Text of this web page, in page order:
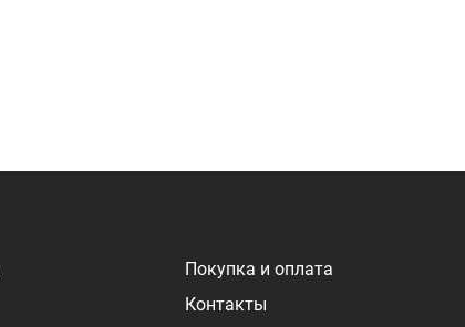
Покупка и оплата
Контакты